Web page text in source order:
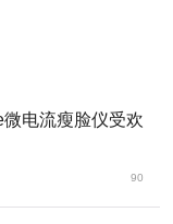
电流瘦脸仪受欢
90